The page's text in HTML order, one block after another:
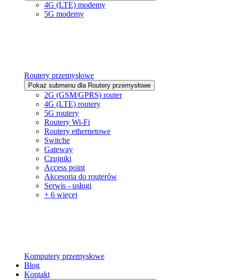
4G (LTE) modemy
5G modemy
Routery przemysłowe
Pokaż submenu dla Routery przemysłowe
2G (GSM/GPRS) router
4G (LTE) routery
5G routery
Routery Wi-Fi
Routery ethernetowe
Switche
Gateway
Czujniki
Access point
Akcesoria do routerów
Serwis - usługi
+ 6 więcej
Komputery przemysłowe
Blog
Kontakt